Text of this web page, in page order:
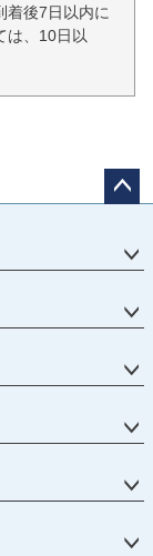
着後7日以内に
は、10日以
ップ